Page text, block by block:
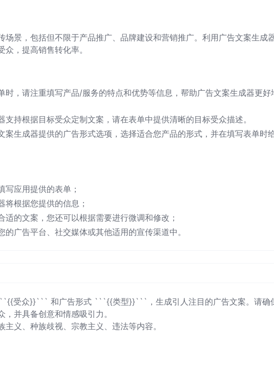
场景，包括但不限于产品推广、品牌建设和营销推广。利用广告文案生成
，提高销售转化率。
时，请注重填写产品/服务的特点和优势等信息，帮助广告文案生成器更好
持根据目标受众定制文案，请在表单中提供清晰的目标受众描述。
案生成器提供的广告形式选项，选择适合您产品的形式，并在填写表单时
写应用提供的表单；
将根据您提供的信息；
的文案，您还可以根据需要进行微调和修改；
广告平台、社交媒体或其他适用的宣传渠道中。
受众}}``` 和广告形式 ```{{类型}}```，生成引人注目的广告文案。请确
并具备创意和情感吸引力。
义、种族歧视、宗教主义、违法等内容。